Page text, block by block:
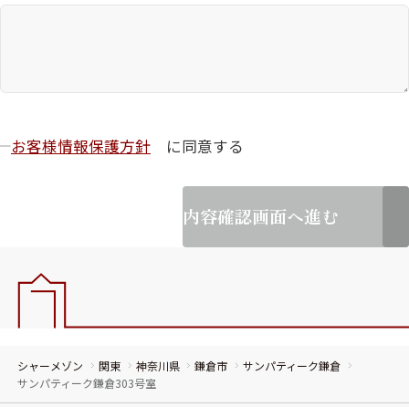
お客様情報保護方針 に同意する
内容確認画面へ進む
シャーメゾン 関東 神奈川県 鎌倉市
サンパティーク鎌倉
サンパティーク鎌倉303号室